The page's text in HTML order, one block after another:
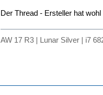
Der Thread - Ersteller hat
AW 17 R3 | Lunar Silver | i7